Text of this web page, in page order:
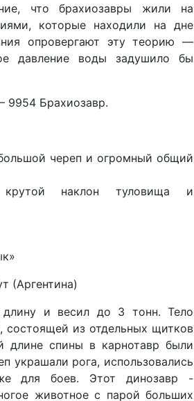
что брахиозавры жили на
которые находили на дне
опровергают эту теорию —
давление воды задушило бы
9954 Брахиозавр.
череп и огромный общий
крутой наклон туловища и
(Аргентина)
длину и весил до 3 тонн. Тело
состоящей из отдельных щитков
длине спины в карнотавр были
украшали рога, использовались
для боев. Этот динозавр -
животное с парой больших